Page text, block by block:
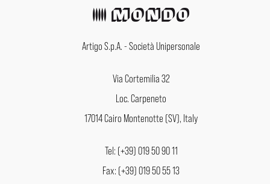
Artigo S.p.A. - Società Unipersonale
Via Cortemilia 32
Loc. Carpeneto
17014 Cairo Montenotte (SV), Italy
Tel: (+39) 019 50 90 11
Fax: (+39) 019 50 55 13